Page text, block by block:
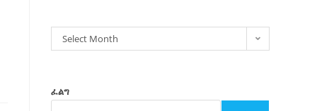
Select Month
ፈልግ